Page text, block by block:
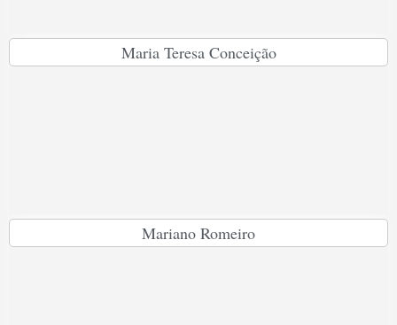
Maria Teresa Conceição
Mariano Romeiro